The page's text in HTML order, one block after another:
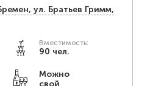
ул. Братьев Гримм,
Вместимость:
90 чел.
Можно
свой